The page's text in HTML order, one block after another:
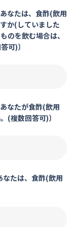
なたは、食酢(飲用
か(していました
のを飲む場合は、
可)〕
なたが食酢(飲用
(複数回答可)〕
なたは、食酢(飲用